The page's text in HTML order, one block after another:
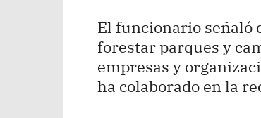
El funcionario señaló
forestar parques y
empresas y
ha colaborado en la